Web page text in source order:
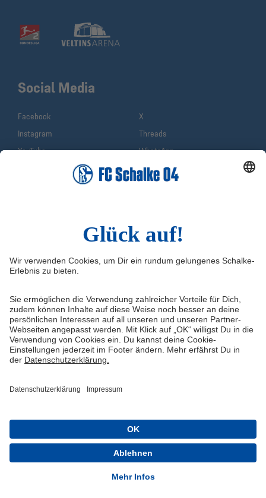
Service & Kontakt
Erklärung zur Barrierefreiheit
Medienportal
Datenschutz
Haftungsausschluss
Tickets
VELTINS-Arena
Knappenschmiede
ERWIN buchen
Social Media
Facebook
X
Instagram
Threads
YouTube
WhatsApp
Sina Weibo
Schalke 04 - Offizielle App